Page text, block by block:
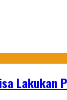
Lakukan